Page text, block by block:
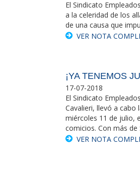
El Sindicato
a la celeridad de los
de una causa que
VER NOTA
¡YA TENEMOS
17-07-2018
El Sindicato
Cavalieri, llevó a cabo
miércoles 11 de julio,
comicios. Con más de
VER NOTA